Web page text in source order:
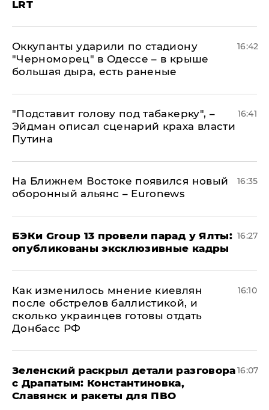
LRT
Оккупанты ударили по стадиону
"Черноморец" в Одессе – в крыше
большая дыра, есть раненые
16:42
​"Подставит голову под табакерку", –
Эйдман описал сценарий краха власти
Путина
16:41
На Ближнем Востоке появился новый
оборонный альянс – Euronews
16:35
​БЭКи Group 13 провели парад у Ялты:
опубликованы эксклюзивные кадры
16:27
Как изменилось мнение киевлян
после обстрелов баллистикой, и
сколько украинцев готовы отдать
Донбасс РФ
16:10
​Зеленский раскрыл детали разговора
с Драпатым: Константиновка,
Славянск и ракеты для ПВО
16:07